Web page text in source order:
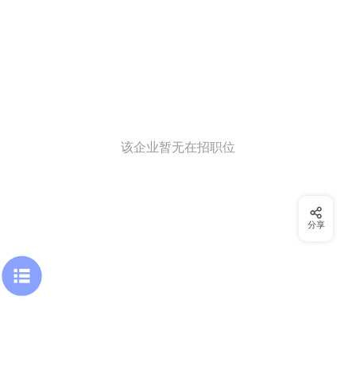
该企业暂无在招职位
分享